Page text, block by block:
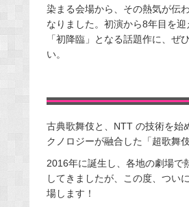
染まる会場から、その熱気が伝
なりました。初演から8年目を迎
「初降臨」となる話題作に、ぜ
い。
古典歌舞伎と、NTT の技術を始
クノロジーが融合した「超歌舞伎
2016年に誕生し、各地の劇場で
してきましたが、この度、つい
場します！